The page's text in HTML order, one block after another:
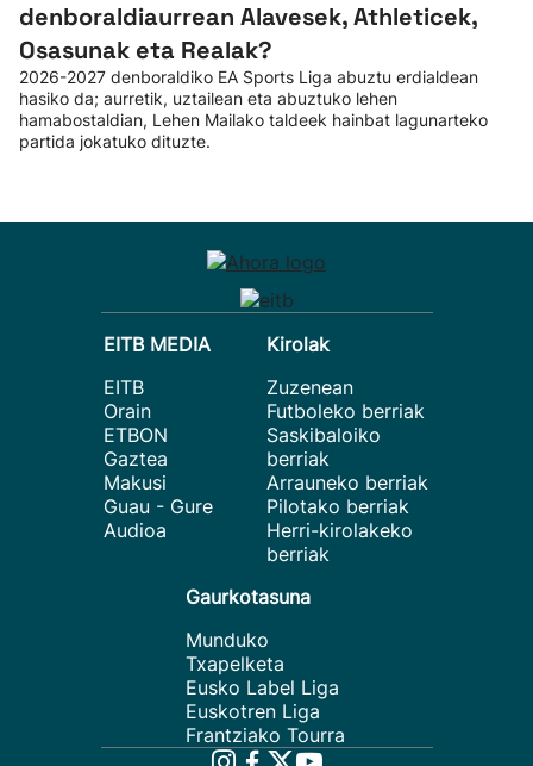
denboraldiaurrean Alavesek, Athleticek,
Osasunak eta Realak?
2026-2027 denboraldiko EA Sports Liga abuztu erdialdean
hasiko da; aurretik, uztailean eta abuztuko lehen
hamabostaldian, Lehen Mailako taldeek hainbat lagunarteko
partida jokatuko dituzte.
EITB MEDIA
EITB
Orain
ETBON
Gaztea
Makusi
Guau - Gure
Audioa
Kirolak
Zuzenean
Futboleko berriak
Saskibaloiko
berriak
Arrauneko berriak
Pilotako berriak
Herri-kirolakeko
berriak
Gaurkotasuna
Munduko
Txapelketa
Eusko Label Liga
Euskotren Liga
Frantziako Tourra